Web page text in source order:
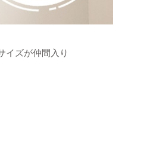
イズが仲間入り